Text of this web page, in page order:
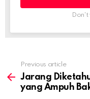
more
Previous article
Jarang
yang Ampuh